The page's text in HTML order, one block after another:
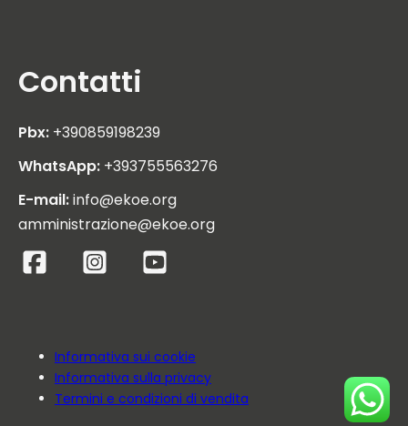
Contatti
Pbx: +390859198239
WhatsApp: +393755563276
E-mail:info@ekoe.org
amministrazione@ekoe.org
Informativa sui cookie
Informativa sulla privacy
Termini e condizioni di vendita